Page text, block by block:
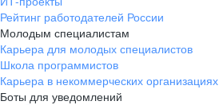
Рейтинг работодателей России
Молодым специалистам
Карьера для молодых специалистов
Школа программистов
Карьера в некоммерческих организациях
Боты для уведомлений